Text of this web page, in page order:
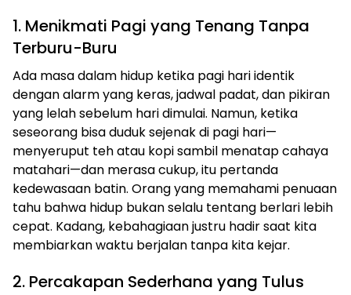
1. Menikmati Pagi yang Tenang Tanpa
Terburu-Buru
Ada masa dalam hidup ketika pagi hari identik
dengan alarm yang keras, jadwal padat, dan pikiran
yang lelah sebelum hari dimulai. Namun, ketika
seseorang bisa duduk sejenak di pagi hari—
menyeruput teh atau kopi sambil menatap cahaya
matahari—dan merasa cukup, itu pertanda
kedewasaan batin. Orang yang memahami penuaan
tahu bahwa hidup bukan selalu tentang berlari lebih
cepat. Kadang, kebahagiaan justru hadir saat kita
membiarkan waktu berjalan tanpa kita kejar.
2. Percakapan Sederhana yang Tulus